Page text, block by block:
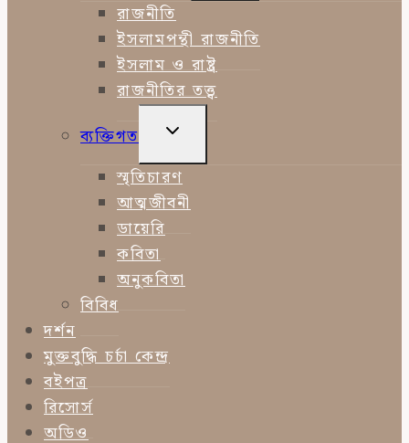
রাজনীতি
ইসলামপন্থী রাজনীতি
ইসলাম ও রাষ্ট্র
রাজনীতির তত্ত্ব
ব্যক্তিগত
TOGGLE
MENU
স্মৃতিচারণ
আত্মজীবনী
ডায়েরি
কবিতা
অনুকবিতা
বিবিধ
দর্শন
মুক্তবুদ্ধি চর্চা কেন্দ্র
বইপত্র
রিসোর্স
অডিও